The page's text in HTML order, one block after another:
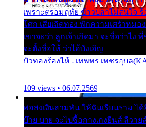
เพราะตรอมฤทัย ข้าวปลาไม่สนใจ ร้
โศก เสียเถิดทอง พักความเศร้าหมอ
เขาจะว่า ลูกเจ้าเกิดมา จะชื่อว่าไง
จะตั้งชื่อให้ ว่าไอ้บังเอิญ
บัวทองร้องไห้ - เทพพร เพชรอุบล
109 views • 06.07.2569
พ่อส่งเงินสามพัน ให้ฉันเรียนราม ไ
บ๊าย บาย จะไปซื้อกางเกงยีนส์ ลีวาย